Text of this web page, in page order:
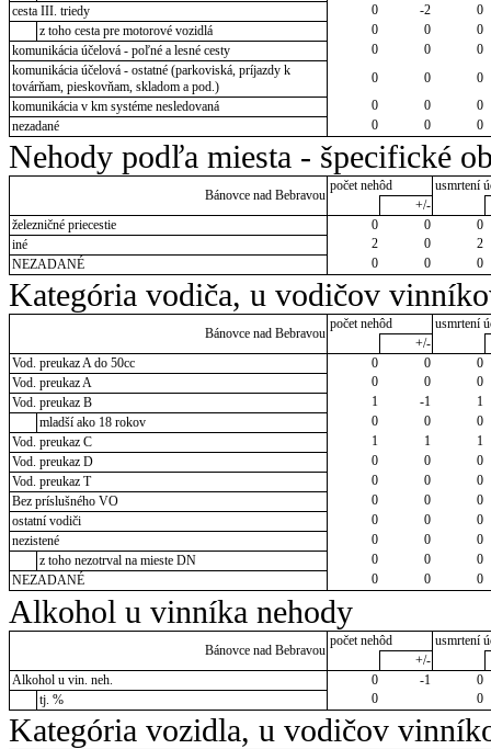
cesta III. triedy
0 -2
0
z toho cesta pre motorové vozidlá
0 0
0
komunikácia účelová - poľné a lesné cesty
0 0
0
komunikácia účelová - ostatné (parkoviská, príjazdy k
továrňam, pieskovňam, skladom a pod.)
0 0
0
komunikácia v km systéme nesledovaná
0 0
0
nezadané
0 0 0
Nehody podľa miesta - špecifické
Bánovce nad Bebravou
počet nehôd
usmrtení
+/-
železničné priecestie
0 0
0
iné
2 0
2
NEZADANÉ
0 0 0
Kategória vodiča, u vodičov
Bánovce nad Bebravou
počet nehôd
usmrtení
+/-
Vod. preukaz A do 50cc
0 0
0
Vod. preukaz A
0 0
0
Vod. preukaz B
1 -1
1
mladší ako 18 rokov
0 0
0
Vod. preukaz C
1 1
1
Vod. preukaz D
0 0
0
Vod. preukaz T
0 0
0
Bez príslušného VO
0 0
0
ostatní vodiči
0 0
0
nezistené
0 0
0
z toho nezotrval na mieste DN
0 0
0
NEZADANÉ
0 0 0
Alkohol u vinníka nehody
Bánovce nad Bebravou
počet nehôd
usmrtení
+/-
Alkohol u vin. neh.
0 -1
0
tj. %
0 0
Kategória vozidla, u vodičov